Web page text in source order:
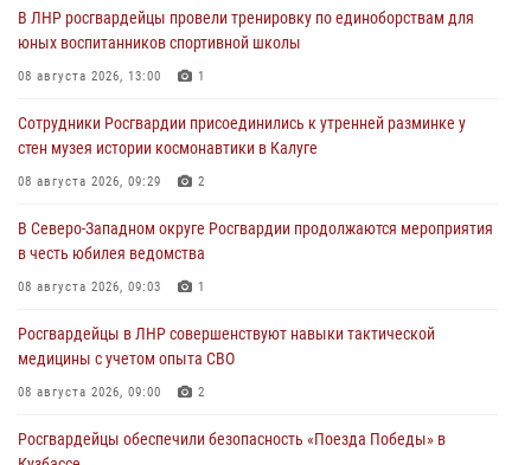
В ЛНР росгвардейцы провели тренировку по единоборствам для
юных воспитанников спортивной школы
08 августа 2026, 13:00 1
Сотрудники Росгвардии присоединились к утренней разминке у
стен музея истории космонавтики в Калуге
08 августа 2026, 09:29 2
В Северо-Западном округе Росгвардии продолжаются мероприятия
в честь юбилея ведомства
08 августа 2026, 09:03 1
Росгвардейцы в ЛНР совершенствуют навыки тактической
медицины с учетом опыта СВО
08 августа 2026, 09:00 2
Росгвардейцы обеспечили безопасность «Поезда Победы» в